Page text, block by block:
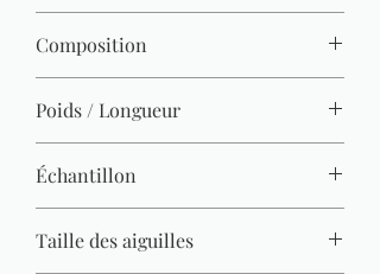
Composition
Poids / Longueur
Échantillon
Taille des aiguilles